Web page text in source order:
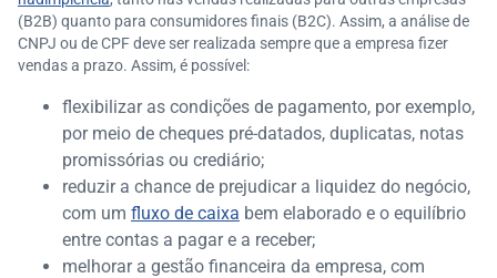
(B2B) quanto para consumidores finais (B2C). Assim, a análise de
CNPJ ou de CPF deve ser realizada sempre que a empresa fizer
vendas a prazo. Assim, é possível:
flexibilizar as condições de pagamento, por exemplo,
por meio de cheques pré-datados, duplicatas, notas
promissórias ou crediário;
reduzir a chance de prejudicar a liquidez do negócio,
com um fluxo de caixa bem elaborado e o equilíbrio
entre contas a pagar e a receber;
melhorar a gestão financeira da empresa, com